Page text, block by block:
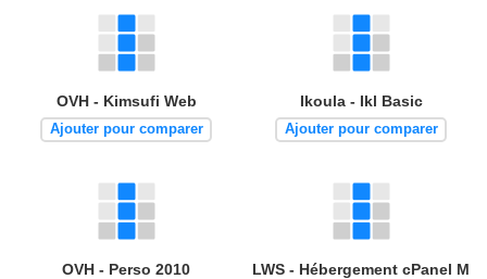
OVH - Kimsufi Web
Ajouter pour comparer
Ikoula - Ikl Basic
Ajouter pour comparer
OVH - Perso 2010 LWS - Hébergement cPanel M